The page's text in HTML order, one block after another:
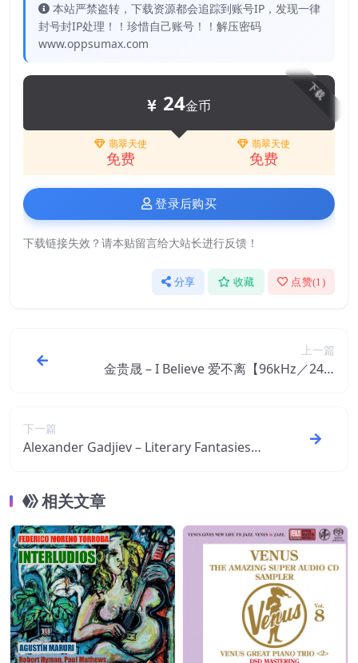
本站严禁盗转，下载资源都会追踪到账号IP，发现一律
封号封IP处理！！珍惜自己账号！！解压密码
www.oppsumax.com
下载
24金币
翡翠天使
免费
翡翠天使
免费
登录后购买
下载链接失效？请本贴留言给大站长进行反馈！
分享 收藏 点赞(1 )
上一篇
金贵晟 – I Believe 爱不离【96kHz／24bi
下一篇
Alexander Gadjiev – Literary Fantasies【F
相关文章